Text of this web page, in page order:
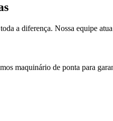
a diferença. Nossa equipe
maquinário de ponta para